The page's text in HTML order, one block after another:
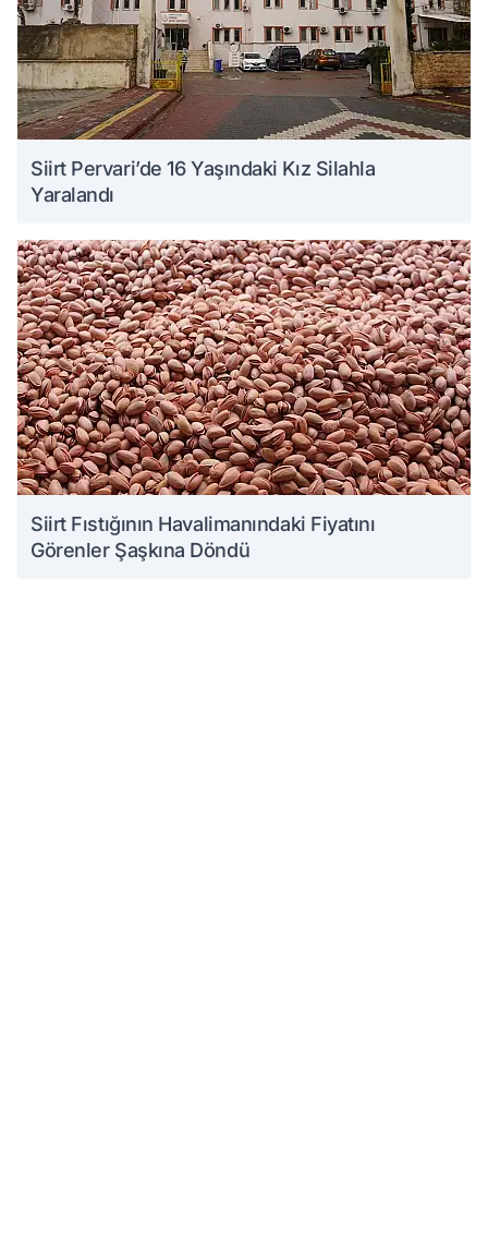
Siirt Pervari’de 16 Yaşındaki Kız Silahla
Yaralandı
Siirt Fıstığının Havalimanındaki Fiyatını
Görenler Şaşkına Döndü